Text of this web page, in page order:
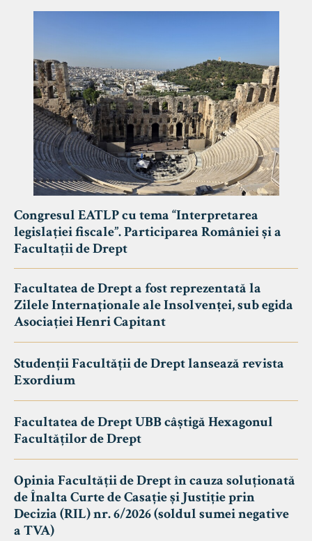
Congresul EATLP cu tema “Interpretarea
legislației fiscale”. Participarea României și a
Facultații de Drept
Facultatea de Drept a fost reprezentată la
Zilele Internaționale ale Insolvenței, sub egida
Asociației Henri Capitant
Studenții Facultății de Drept lansează revista
Exordium
Facultatea de Drept UBB câștigă Hexagonul
Facultăților de Drept
Opinia Facultății de Drept în cauza soluționată
de Înalta Curte de Casație și Justiție prin
Decizia (RIL) nr. 6/2026 (soldul sumei negative
a TVA)